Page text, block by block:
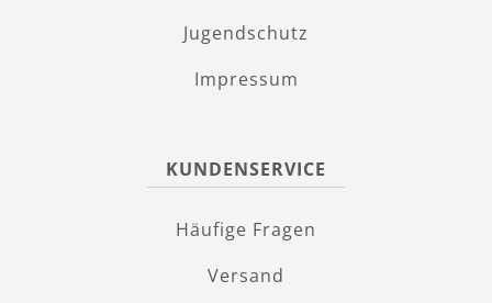
Jugendschutz
Impressum
KUNDENSERVICE
Häufige Fragen
Versand